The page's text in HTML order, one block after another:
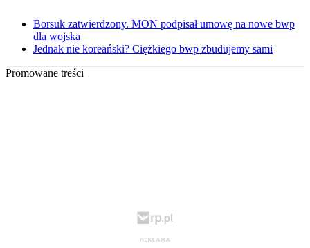
Borsuk zatwierdzony. MON podpisał umowę na nowe bwp
dla wojska
Jednak nie koreański? Ciężkiego bwp zbudujemy sami
Promowane treści